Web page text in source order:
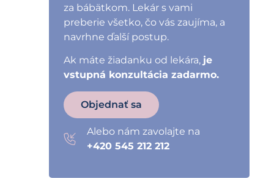
za bábätkom. Lekár s vami
preberie všetko, čo vás zaujíma, a
navrhne ďalší postup.
Ak máte žiadanku od lekára, je
vstupná konzultácia zadarmo.
Objednať sa
Alebo nám zavolajte na
+420 545 212 212